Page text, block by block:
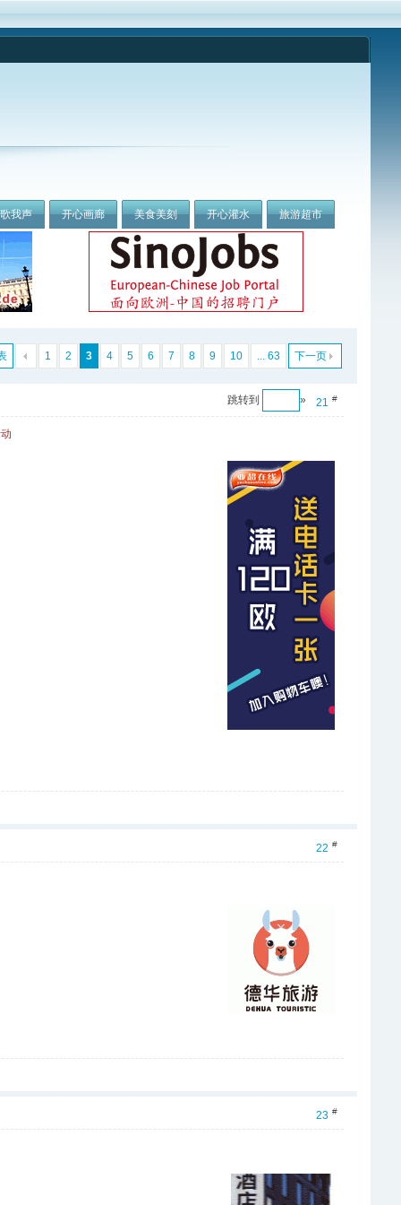
我声 开心画廊 美食美刻 开心灌水 旅游超市
1 2 3 4 5 6 7 8 9 10 ... 63 下一页
21 #
跳转到 »
22 #
23 #